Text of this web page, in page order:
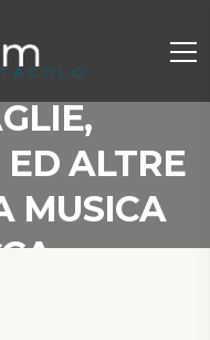
ALTRE
MUSICA